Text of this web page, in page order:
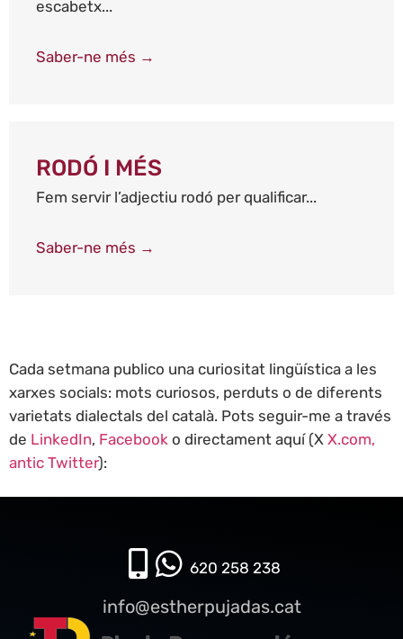
escabetx...
Saber-ne més →
RODÓ I MÉS
Fem servir l’adjectiu rodó per qualificar...
Saber-ne més →
Cada setmana publico una curiositat lingüística a les
xarxes socials: mots curiosos, perduts o de diferents
varietats dialectals del català. Pots seguir-me a través
de LinkedIn, Facebook o directament aquí (X X.com,
antic Twitter):
620 258 238​
info@estherpujadas.cat